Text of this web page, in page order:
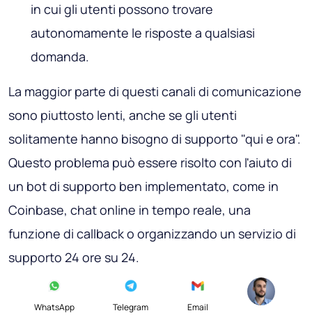
in cui gli utenti possono trovare
autonomamente le risposte a qualsiasi
domanda.
La maggior parte di questi canali di comunicazione
sono piuttosto lenti, anche se gli utenti
solitamente hanno bisogno di supporto "qui e ora".
Questo problema può essere risolto con l'aiuto di
un bot di supporto ben implementato, come in
Coinbase, chat online in tempo reale, una
funzione di callback o organizzando un servizio di
supporto 24 ore su 24.
WhatsApp Telegram Email